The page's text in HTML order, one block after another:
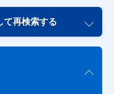
て再検索する